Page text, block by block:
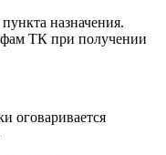
назначения.
ТК при получении
оговаривается